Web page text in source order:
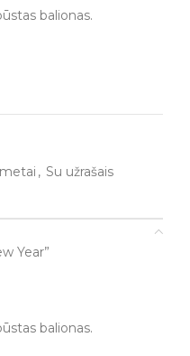
balionas.
, Su užrašais
Year”
balionas.